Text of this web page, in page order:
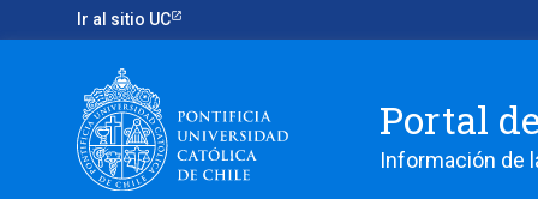
Ir al sitio UC
Portal
Información de